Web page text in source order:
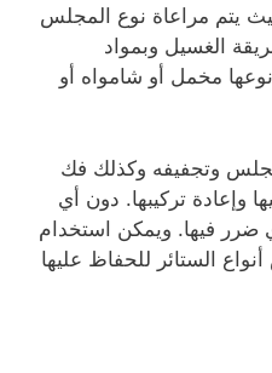
يتم مراعاة نوع المجلس
الغسيل وبمواد
مخمل أو شامواه أو
وتجفيفه وكذلك فك
وإعادة تركيبها. دون أي
ضرر فيها. ويمكن استخدام
الستائر للحفاظ عليها